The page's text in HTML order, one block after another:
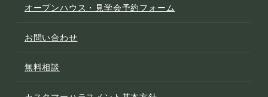
オープンハウス・見学会予約フォーム
お問い合わせ
無料相談